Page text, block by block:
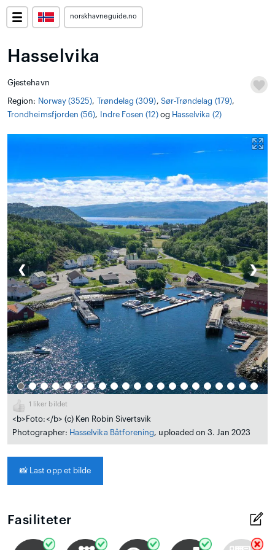
norskhavneguide.no
Hasselvika
Gjestehavn
Region: Norway (3525), Trøndelag (309), Sør-Trøndelag (179),
Trondheimsfjorden (56), Indre Fosen (12)og Hasselvika (2)
❮ ❯
1 liker bildet
<b>Foto:</b> (c) Ken Robin Sivertsvik
Photographer: Hasselvika Båtforening, uploaded on 3. Jan 2023
📸 Last opp et bilde
Fasiliteter